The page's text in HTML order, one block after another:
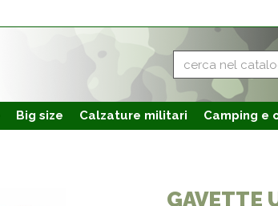
Big size Calzature militari Camping e
GAVETTE